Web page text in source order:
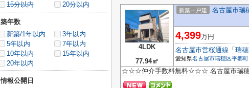
4LDK
77.94㎡
新築一戸建 名古屋市瑞
4,399万円
名古屋市営桜通線 「 瑞
愛知県名古屋市瑞穂区平郷町
☆☆☆仲介手数料無料☆☆☆ 名古屋市瑞穂
15分以内
20分以内
築年数
新築/1年以内
3年以内
5年以内
7年以内
10年以内
15年以内
20年以内
情報公開日